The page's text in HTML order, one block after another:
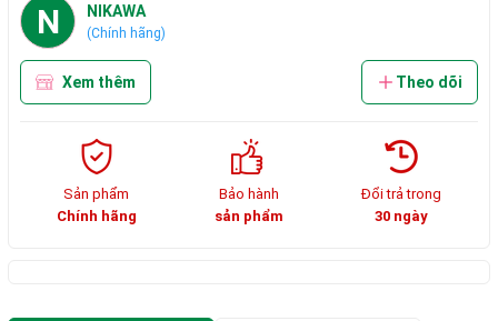
N NIKAWA
(Chính hãng)
Xem thêm Theo dõi
Sản phẩm
Chính hãng
Bảo hành
sản phẩm
Đổi trả trong
30 ngày